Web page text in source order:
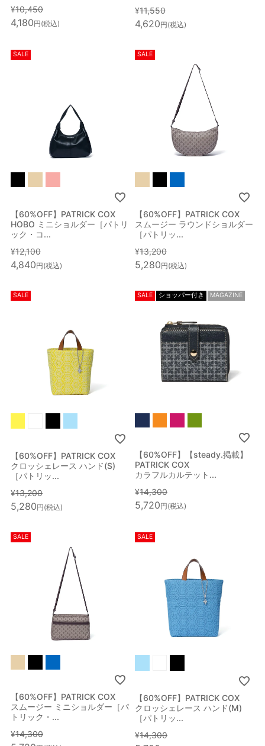
¥10,450
4,180 税込
¥11,550
4,620 税込
SALE
【60%OFF】PATRICK COX
HOBO ミニショルダー［パトリ
ック・コ...
¥12,100
4,840 税込
SALE
【60%OFF】PATRICK COX
スムージー ラウンドショルダー
［パトリッ...
¥13,200
5,280 税込
SALE
【60%OFF】PATRICK COX
クロッシェレース ハンド(S)
［パトリッ...
¥13,200
5,280 税込
SALE ショッパー付き MAGAZINE
【60%OFF】【steady.掲載】
PATRICK COX
カラフルカルテット...
¥14,300
5,720 税込
SALE
【60%OFF】PATRICK COX
スムージー ミニショルダー［パ
トリック・...
¥14,300
SALE
【60%OFF】PATRICK COX
クロッシェレース ハンド(M)
［パトリッ...
¥14,300